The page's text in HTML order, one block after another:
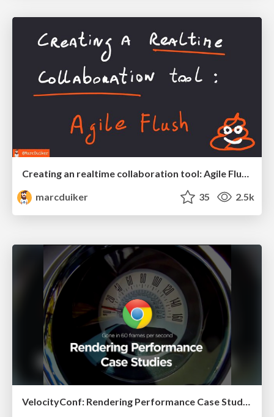
Creating an realtime collaboration tool: Agile Flush - .NET Oxford
marcduiker
35 2.5k